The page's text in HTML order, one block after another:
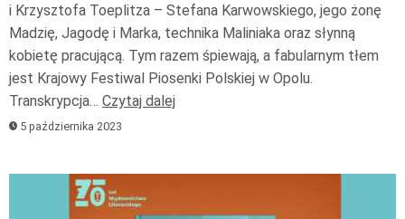
i Krzysztofa Toeplitza – Stefana Karwowskiego, jego żonę
Madzię, Jagodę i Marka, technika Maliniaka oraz słynną
kobietę pracującą. Tym razem śpiewają, a fabularnym tłem
jest Krajowy Festiwal Piosenki Polskiej w Opolu.
Transkrypcja… Czytaj dalej
5 października 2023
Odtwarzacz